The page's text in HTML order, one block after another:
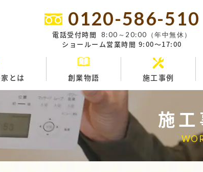
0120-586-510
電話受付時間 8:00～20:00（年中無休）
ショールーム営業時間 9:00～17:00
とは 創業物語 施工事例
施